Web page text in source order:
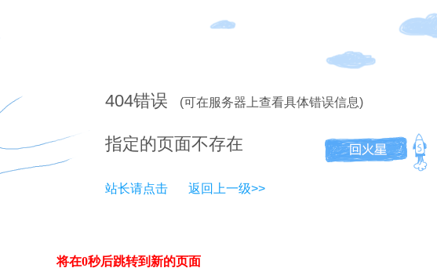
404错误 (可在服务器上查看具体错误信息)
指定的页面不存在
站长请点击 返回上一级>>